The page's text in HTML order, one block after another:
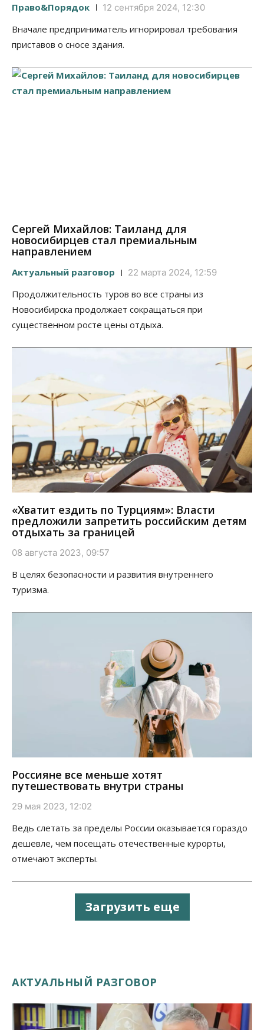
Право&Порядок 12 сентября 2024, 12:30
Вначале предприниматель игнорировал требования
приставов о сносе здания.
Сергей Михайлов: Таиланд для
новосибирцев стал премиальным
направлением
Актуальный разговор 22 марта 2024, 12:59
Продолжительность туров во все страны из
Новосибирска продолжает сокращаться при
существенном росте цены отдыха.
«Хватит ездить по Турциям»: Власти
предложили запретить российским детям
отдыхать за границей
08 августа 2023, 09:57
В целях безопасности и развития внутреннего
туризма.
Россияне все меньше хотят
путешествовать внутри страны
29 мая 2023, 12:02
Ведь слетать за пределы России оказывается гораздо
дешевле, чем посещать отечественные курорты,
отмечают эксперты.
Загрузить еще
АКТУАЛЬНЫЙ РАЗГОВОР